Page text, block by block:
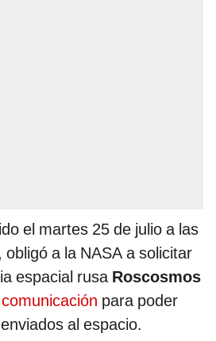
el martes 25 de julio a las
a la NASA a solicitar
espacial rusa Roscosmos
para poder
al espacio.